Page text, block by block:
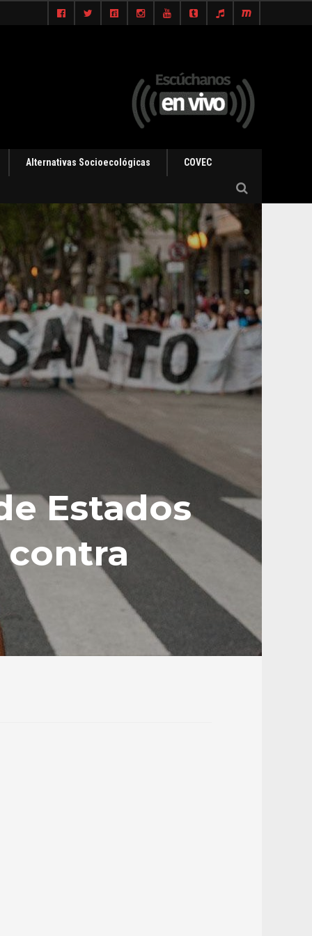
Alternativas Socioecológicas COVEC
Estados